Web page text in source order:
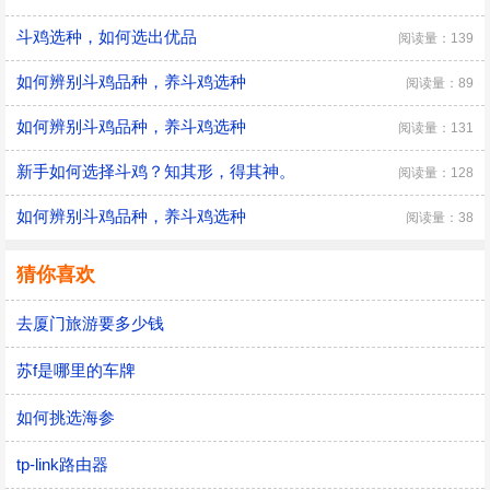
斗鸡选种，如何选出优品 阅读量：139
如何辨别斗鸡品种，养斗鸡选种 阅读量：89
如何辨别斗鸡品种，养斗鸡选种 阅读量：131
新手如何选择斗鸡？知其形，得其神。 阅读量：128
如何辨别斗鸡品种，养斗鸡选种 阅读量：38
猜你喜欢
去厦门旅游要多少钱
苏f是哪里的车牌
如何挑选海参
tp-link路由器